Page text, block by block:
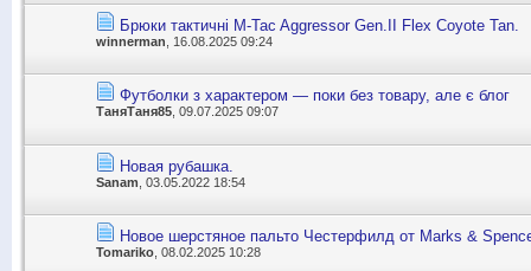
Брюки тактичні M-Tac Aggressor Gen.II Flex Coyote Tan.
winnerman , 16.08.2025 09:24
Футболки з характером — поки без товару, але є блог
ТаняТаня85 , 09.07.2025 09:07
Новая рубашка.
Sanam , 03.05.2022 18:54
Новое шерстяное пальто Честерфилд от Marks &
Tomariko , 08.02.2025 10:28